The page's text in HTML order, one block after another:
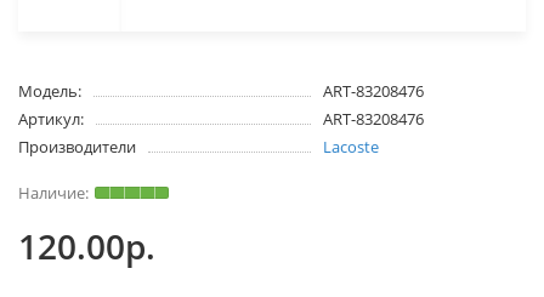
Модель:
ART-83208476
Артикул:
ART-83208476
Производители
Lacoste
120.00р.